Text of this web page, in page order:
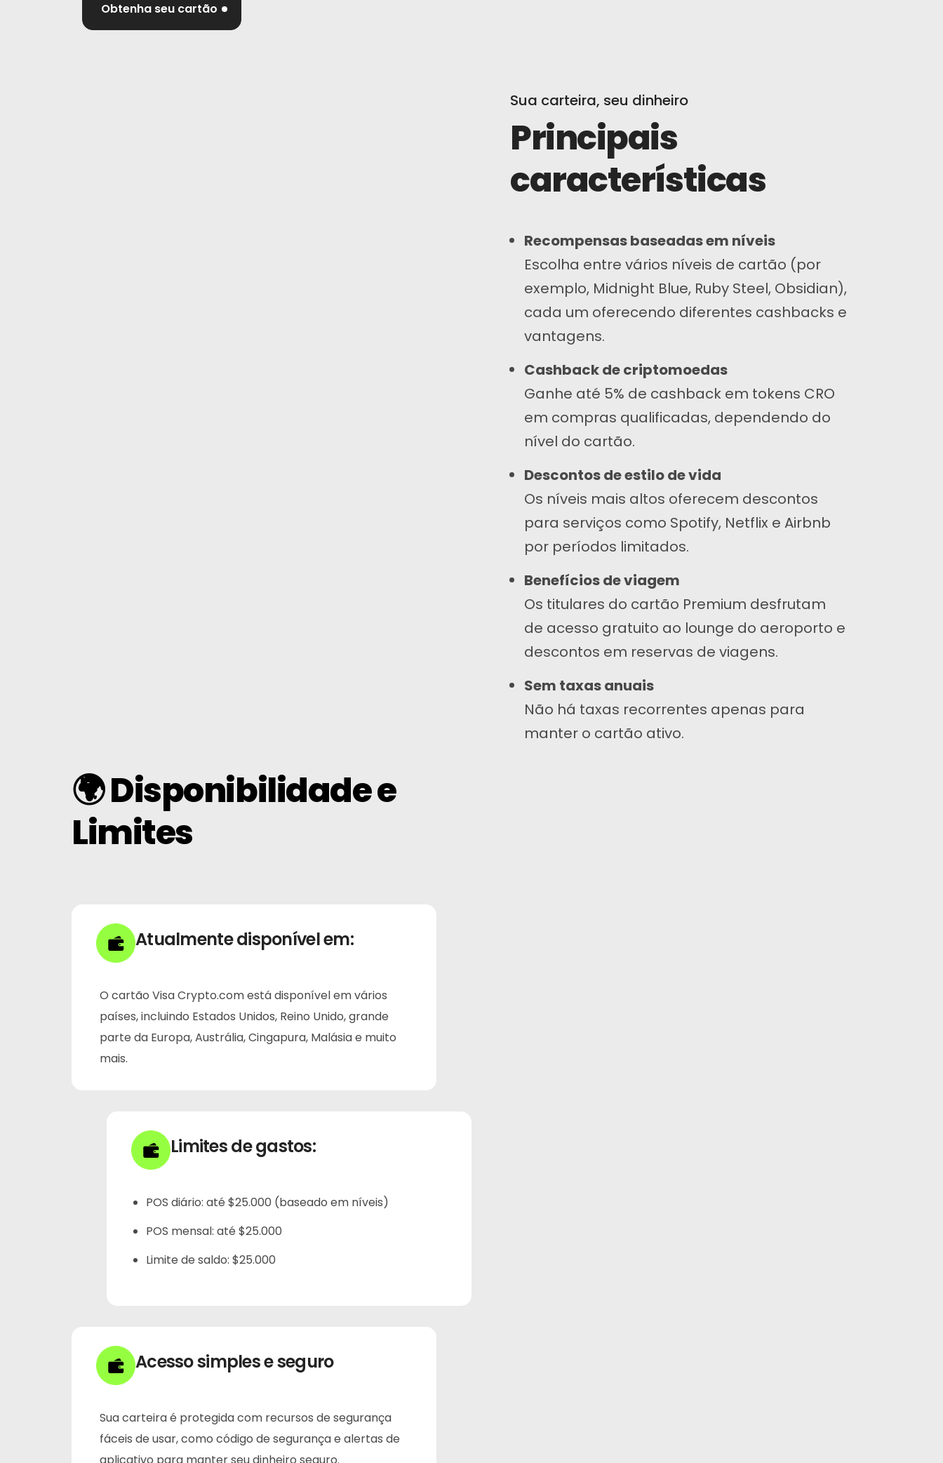
Principal: Hong Kong
Afiliado: Malásia
Nossa experiência, assim como nossa paixão por
web design, nos diferencia de outras agências.
Instagram
Obtenha seu cartão
Sua carteira, seu dinheiro
Principais
características
Recompensas baseadas em níveis
Escolha entre vários níveis de cartão (por
exemplo, Midnight Blue, Ruby Steel, Obsidian),
cada um oferecendo diferentes cashbacks e
vantagens.
Cashback de criptomoedas
Ganhe até 5% de cashback em tokens CRO
em compras qualificadas, dependendo do
nível do cartão.
Descontos de estilo de vida
Os níveis mais altos oferecem descontos
para serviços como Spotify, Netflix e Airbnb
por períodos limitados.
Benefícios de viagem
Os titulares do cartão Premium desfrutam
de acesso gratuito ao lounge do aeroporto e
descontos em reservas de viagens.
Sem taxas anuais
Não há taxas recorrentes apenas para
manter o cartão ativo.
🌍 Disponibilidade e
Limites
Atualmente disponível em:
O cartão Visa Crypto.com está disponível em vários
países, incluindo Estados Unidos, Reino Unido, grande
parte da Europa, Austrália, Cingapura, Malásia e muito
mais.
Limites de gastos:
POS diário: até $25.000 (baseado em níveis)
POS mensal: até $25.000
Limite de saldo: $25.000
Acesso simples e seguro
Sua carteira é protegida com recursos de segurança
fáceis de usar, como código de segurança e alertas de